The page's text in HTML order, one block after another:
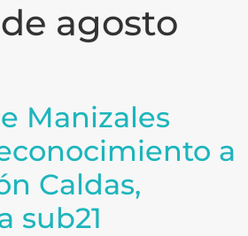
agosto
Manizales
a
Caldas,
sub21